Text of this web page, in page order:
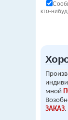
кто-
мной
ЗАКАЗ.